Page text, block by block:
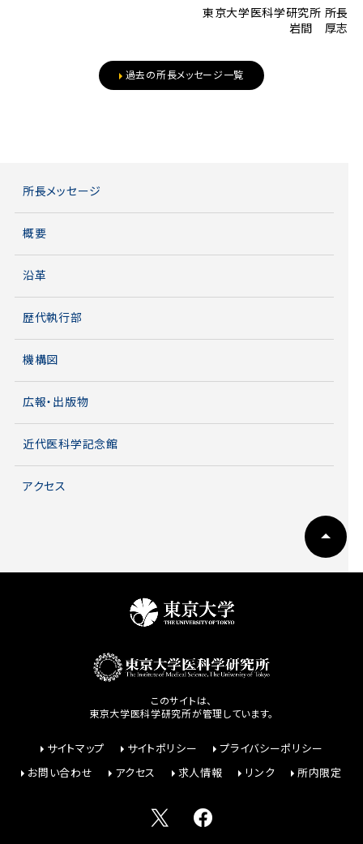
東京大学医科学研究所 所長
岩間 厚志
過去の所長メッセージ一覧
所長メッセージ
概要
沿革
歴代執行部
機構図
広報・出版物
近代医科学記念館
アクセス
このサイトは、
東京大学医科学研究所が管理しています。
サイトマップ サイトポリシー
プライバシーポリシー
お問い合わせ
アクセス 求人情報 リンク 所内限定